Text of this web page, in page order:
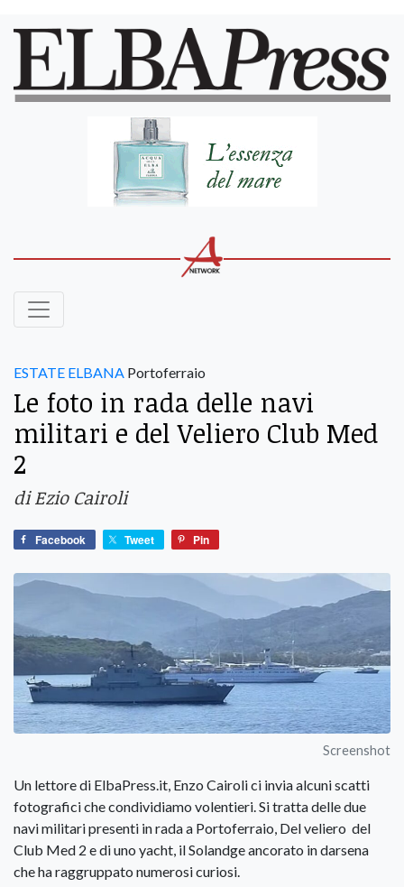
ESTATE ELBANA Portoferraio
Le foto in rada delle navi
militari e del Veliero Club Med
2
di Ezio Cairoli
Facebook Tweet Pin
Screenshot
Un lettore di ElbaPress.it, Enzo Cairoli ci invia alcuni scatti
fotografici che condividiamo volentieri. Si tratta delle due
navi militari presenti in rada a Portoferraio, Del veliero del
Club Med 2 e di uno yacht, il Solandge ancorato in darsena
che ha raggruppato numerosi curiosi.